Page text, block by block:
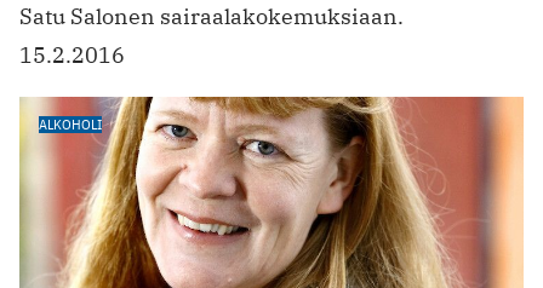
Satu Salonen sairaalakokemuksiaan.
15.2.2016
ALKOHOLI